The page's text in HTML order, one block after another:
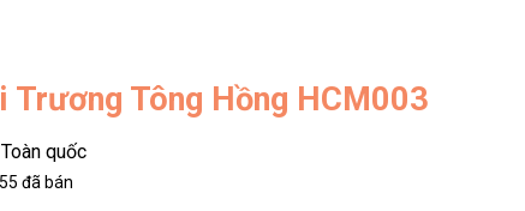
Trương Tông Hồng HCM003
Toàn quốc
đã bán